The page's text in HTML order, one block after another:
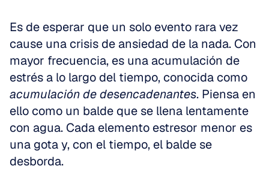
Es de esperar que un solo evento rara vez
cause una crisis de ansiedad de la nada. Con
mayor frecuencia, es una acumulación de
acumulación de desencadenantes. Piensa en
ello como un balde que se llena lentamente
con agua. Cada elemento estresor menor es
una gota y, con el tiempo, el balde se
desborda.